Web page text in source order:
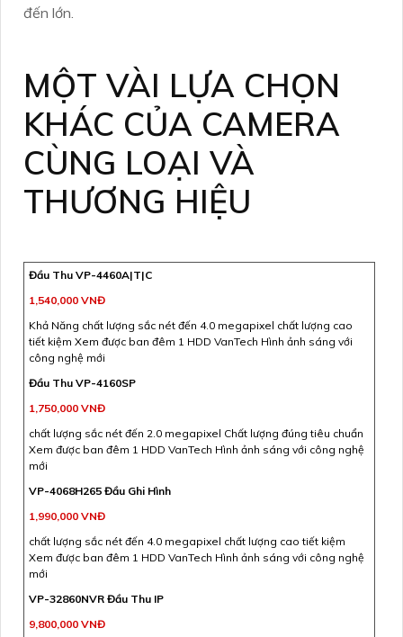
đến lớn.
MỘT VÀI LỰA CHỌN
KHÁC CỦA CAMERA
CÙNG LOẠI VÀ
THƯƠNG HIỆU
Đầu Thu VP-4460A|T|C
1,540,000 VNĐ
Khả Năng chất lượng sắc nét đến 4.0 megapixel chất lượng cao
tiết kiệm Xem được ban đêm 1 HDD VanTech Hình ảnh sáng với
công nghệ mới
Đầu Thu VP-4160SP
1,750,000 VNĐ
chất lượng sắc nét đến 2.0 megapixel Chất lượng đúng tiêu chuẩn
Xem được ban đêm 1 HDD VanTech Hình ảnh sáng với công nghệ
mới
VP-4068H265 Đầu Ghi Hình
1,990,000 VNĐ
chất lượng sắc nét đến 4.0 megapixel chất lượng cao tiết kiệm
Xem được ban đêm 1 HDD VanTech Hình ảnh sáng với công nghệ
mới
VP-32860NVR Đầu Thu IP
9,800,000 VNĐ